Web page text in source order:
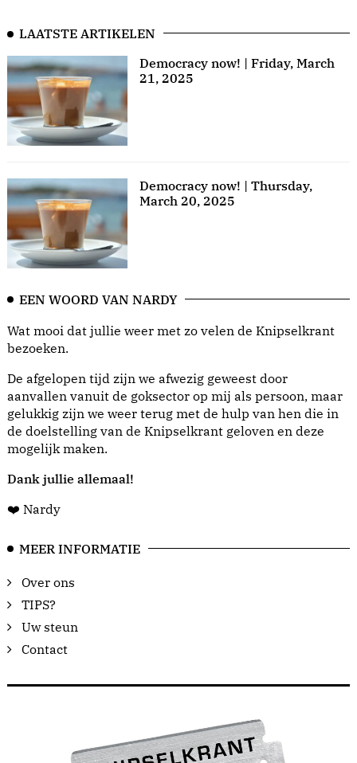
LAATSTE ARTIKELEN
Democracy now! | Friday, March
21, 2025
Democracy now! | Thursday,
March 20, 2025
EEN WOORD VAN NARDY
Wat mooi dat jullie weer met zo velen de Knipselkrant
bezoeken.
De afgelopen tijd zijn we afwezig geweest door
aanvallen vanuit de goksector op mij als persoon, maar
gelukkig zijn we weer terug met de hulp van hen die in
de doelstelling van de Knipselkrant geloven en deze
mogelijk maken.
Dank jullie allemaal!
❤️ Nardy
MEER INFORMATIE
Over ons
TIPS?
Uw steun
Contact